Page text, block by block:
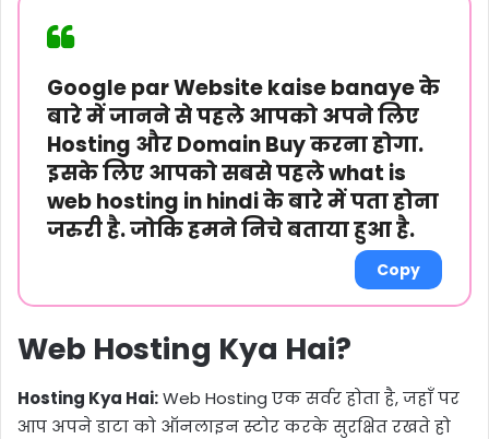
Google par Website kaise banaye के
बारे में जानने से पहले आपको अपने लिए
Hosting और Domain Buy करना होगा.
इसके लिए आपको सबसे पहले what is
web hosting in hindi के बारे में पता होना
जरुरी है. जोकि हमने निचे बताया हुआ है.
Copy
Web Hosting Kya Hai?
Hosting Kya Hai:Web Hosting एक सर्वर होता है, जहाँ पर
आप अपने डाटा को ऑनलाइन स्टोर करके सुरक्षित रखते हो